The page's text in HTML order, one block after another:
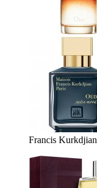
Francis Kurkdjian